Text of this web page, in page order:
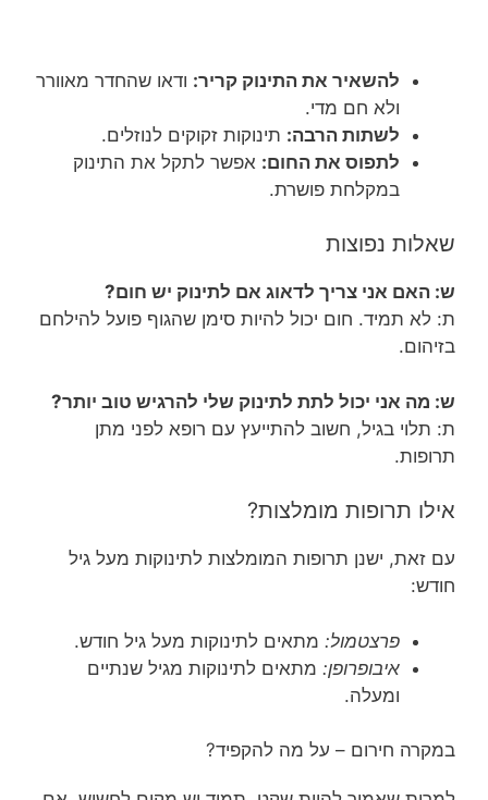
להשאיר את התינוק קריר: ודאו שהחדר מאוורר
ולא חם מדי.
לשתות הרבה: תינוקות זקוקים לנוזלים.
לתפוס את החום: אפשר לתקל את התינוק
במקלחת פושרת.
שאלות נפוצות
ש: האם אני צריך לדאוג אם לתינוק יש חום?
ת: לא תמיד. חום יכול להיות סימן שהגוף פועל להילחם
בזיהום.
ש: מה אני יכול לתת לתינוק שלי להרגיש טוב יותר?
ת: תלוי בגיל, חשוב להתייעץ עם רופא לפני מתן
תרופות.
אילו תרופות מומלצות?
עם זאת, ישנן תרופות המומלצות לתינוקות מעל גיל
חודש:
פרצטמול: מתאים לתינוקות מעל גיל חודש.
איבופרופן: מתאים לתינוקות מגיל שנתיים
ומעלה.
במקרה חירום – על מה להקפיד?